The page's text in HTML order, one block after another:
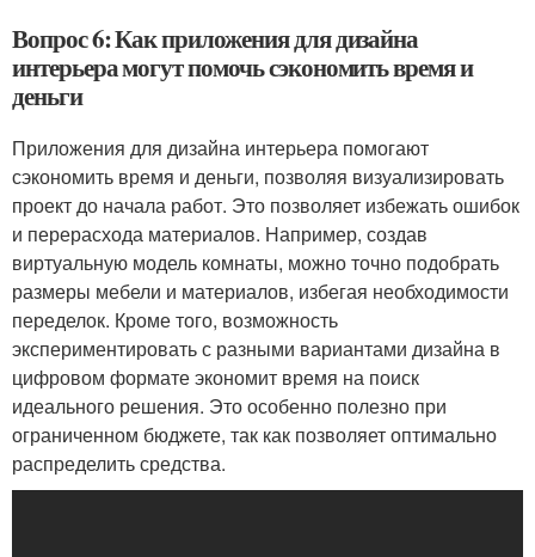
Вопрос 6: Как приложения для дизайна
интерьера могут помочь сэкономить время и
деньги
Приложения для дизайна интерьера помогают
сэкономить время и деньги, позволяя визуализировать
проект до начала работ. Это позволяет избежать ошибок
и перерасхода материалов. Например, создав
виртуальную модель комнаты, можно точно подобрать
размеры мебели и материалов, избегая необходимости
переделок. Кроме того, возможность
экспериментировать с разными вариантами дизайна в
цифровом формате экономит время на поиск
идеального решения. Это особенно полезно при
ограниченном бюджете, так как позволяет оптимально
распределить средства.